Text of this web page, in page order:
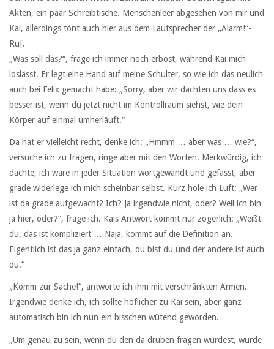
Akten, ein paar Schreibtische. Menschenleer abgesehen von mir und
Kai, allerdings tönt auch hier aus dem Lautsprecher der „Alarm!“-
Ruf.
„Was soll das?“, frage ich immer noch erbost, während Kai mich
loslässt. Er legt eine Hand auf meine Schulter, so wie ich das neulich
auch bei Felix gemacht habe: „Sorry, aber wir dachten uns dass es
besser ist, wenn du jetzt nicht im Kontrollraum siehst, wie dein
Körper auf einmal umherläuft.“
Da hat er vielleicht recht, denke ich: „Hmmm … aber was … wie?“,
versuche ich zu fragen, ringe aber mit den Worten. Merkwürdig, ich
dachte, ich wäre in jeder Situation wortgewandt und gefasst, aber
grade widerlege ich mich scheinbar selbst. Kurz hole ich Luft: „Wer
ist da grade aufgewacht? Ich? Ja irgendwie nicht, oder? Weil ich bin
ja hier, oder?“, frage ich. Kais Antwort kommt nur zögerlich: „Weißt
du, das ist kompliziert … Naja, kommt auf die Definition an.
Eigentlich ist das ja ganz einfach, du bist du und der andere ist auch
du.“
„Komm zur Sache!“, antworte ich ihm mit verschränkten Armen.
Irgendwie denke ich, ich sollte höflicher zu Kai sein, aber ganz
automatisch bin ich nun ein bisschen wütend geworden.
„Um genau zu sein, wenn du den da drüben fragen würdest, würde